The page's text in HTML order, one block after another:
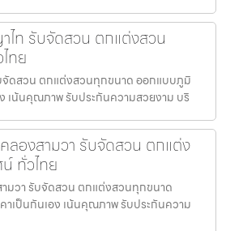
ท รับจัดสวน ตกแต่งสวน
ทย
ดสวน ตกแต่งสวนทุกขนาด ออกแบบภูมิ
เน้นคุณภาพ รับประกันความสวยงาม บริ
องสามวา รับจัดสวน ตกแต่ง
ทั่วไทย
มวา รับจัดสวน ตกแต่งสวนทุกขนาด
เป็นกันเอง เน้นคุณภาพ รับประกันความ